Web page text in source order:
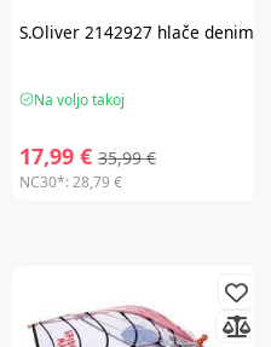
S.Oliver2142927 hlače denim
Na voljo takoj
17,99 € 35,99 €
NC30*:28,79 €